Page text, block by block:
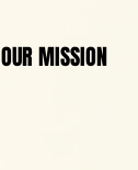
OUR MISSION